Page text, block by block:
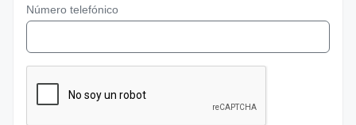
Número telefónico